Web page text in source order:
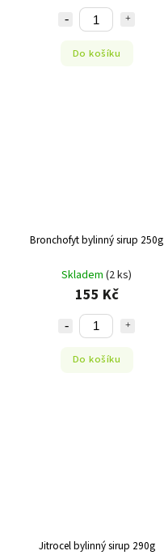
Do košíku
Bronchofyt bylinný sirup 250g
Skladem (2 ks)
155 Kč
Do košíku
Jitrocel bylinný sirup 290g